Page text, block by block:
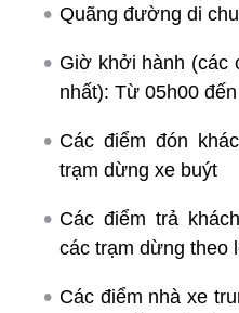
Quãng đường di
Giờ khởi hành (các
nhất): Từ 05h00
Các điểm đón
trạm dừng xe buýt
Các điểm trả
các trạm dừng theo
Các điểm nhà xe